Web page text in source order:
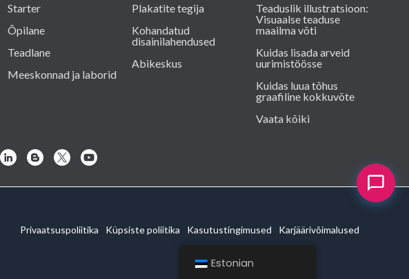
Starter
Õpilane
Teadlane
Meeskonnad ja laborid
Plakatite tegija
Kohandatud
disainilahendused
Abikeskus
Teaduslik illustratsioon:
Visuaalse teaduse
maailma võti
Kuidas lisada arveid
uurimistöösse
Kuidas luua tõhus
graafiline kokkuvõte
Vaata kõiki
Privaatsuspoliitika Küpsiste poliitika Kasutustingimused Karjäärivõimalused
Estonian